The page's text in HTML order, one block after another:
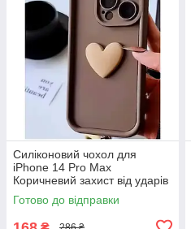
Силіконовий чохол для
iPhone 14 Pro Max
Коричневий захист від ударів
і подряпин для щоденного
використання
Готово до відправки